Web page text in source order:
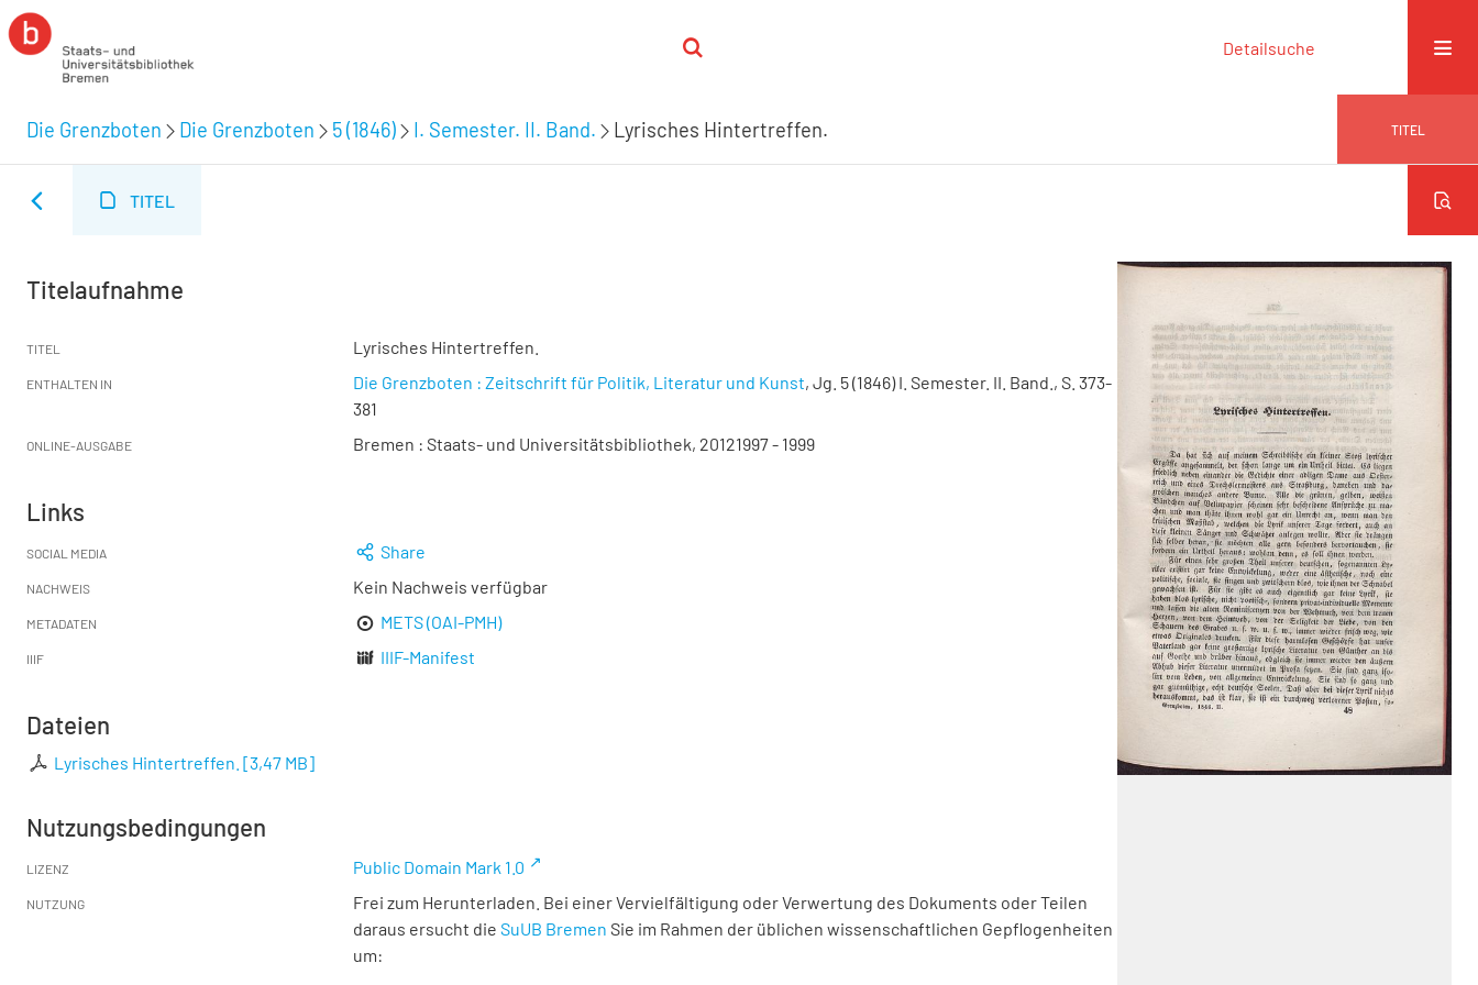
Detailsuche
Die Grenzboten Die Grenzboten 5 (1846) I. Semester. II. Band. Lyrisches Hintertreffen. TITEL
TITEL
Titelaufnahme
TITEL Lyrisches Hintertreffen.
ENTHALTEN IN Die Grenzboten : Zeitschrift für Politik, Literatur und Kunst, Jg. 5 (1846) I. Semester. II. Band., S. 373-
381
ONLINE-AUSGABE Bremen : Staats- und Universitätsbibliothek, 20121997 - 1999
Links
SOCIAL MEDIA Share
NACHWEIS Kein Nachweis verfügbar
METADATEN METS (OAI-PMH)
IIIF IIIF-Manifest
Dateien
Lyrisches Hintertreffen. [3,47 MB]
Nutzungsbedingungen
LIZENZ Public Domain Mark 1.0
NUTZUNG
Frei zum Herunterladen. Bei einer Vervielfältigung oder Verwertung des Dokuments oder Teilen
daraus ersucht die SuUB Bremen Sie im Rahmen der üblichen wissenschaftlichen Gepflogenheiten
um: